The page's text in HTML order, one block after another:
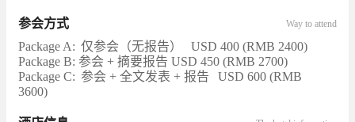
参会方式 Way to attend
Package A: 仅参会（无报告）
USD 400 (RMB 2400)
Package B: 参会 + 摘要报告 USD 450 (RMB 2700)
Package C: 参会 + 全文发表 + 报告
USD 600 (RMB
3600)